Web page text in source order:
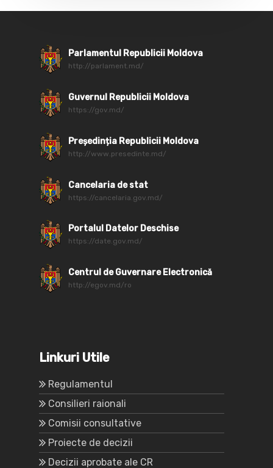
Parlamentul Republicii Moldova
http://parlament.md/
Guvernul Republicii Moldova
https://gov.md/
Președinția Republicii Moldova
http://www.presedinte.md/
Cancelaria de stat
https://cancelaria.gov.md/
Portalul Datelor Deschise
https://date.gov.md/
Centrul de Guvernare Electronică
http://egov.md/ro
Linkuri Utile
Regulamentul
Consilieri raionali
Comisii consultative
Proiecte de decizii
Decizii aprobate ale CR